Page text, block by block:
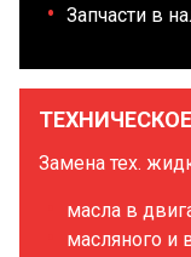
Запчасти в
Замена тех.
масла в
масляного и